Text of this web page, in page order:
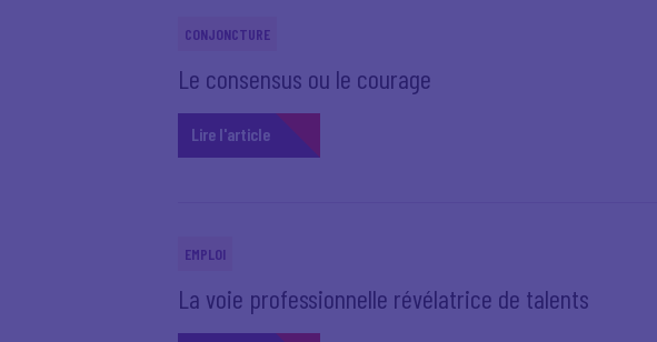
CONJONCTURE
Le consensus ou le courage
Lire l'article
EMPLOI
La voie professionnelle révélatrice de talents